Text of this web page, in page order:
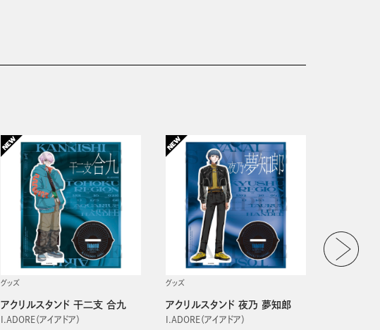
グッズ
アクリルスタンド 干二支 合九
I.ADORE（アイアドア）
グッズ
アクリルスタンド 夜乃 夢知郎
I.ADORE（アイアドア）